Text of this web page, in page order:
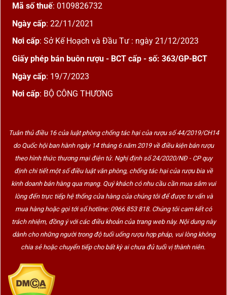
Mã số thuế: 0109826732
Ngày cấp: 22/11/2021
Nơi cấp: Sở Kế Hoạch và Đầu Tư : ngày 21/12/2023
Giấy phép bán buôn rượu - BCT cấp - số: 363/GP-BCT
Ngày cấp: 19/7/2023
Nơi cấp: BỘ CÔNG THƯƠNG
Tuân thủ điều 16 của luật phòng chống tác hại của rượu số 44/2019/CH14
do Quốc hội ban hành ngày 14 tháng 6 năm 2019 về điều kiện bán rượu
theo hình thức thương mại điện tử. Nghị định số 24/2020/NĐ - CP quy
định chi tiết một số điều luật văn phòng, chống tác hại của rượu bia về
kinh doanh bán hàng qua mạng. Quý khách có nhu cầu cần mua sắm vui
lòng đến trực tiếp hệ thống cửa hàng của chúng tôi để được tư vấn và
mua hàng hoặc gọi tới số hotline: 0966 853 818. Chúng tôi cam kết có
trách nhiệm, đồng ý với các điều khoản của trang web này. Nội dung này
dành cho những người trong độ tuổi uống rượu hợp pháp, vui lòng không
chia sẻ hoặc chuyển tiếp cho bất kỳ ai chưa đủ tuổi vị thành niên.